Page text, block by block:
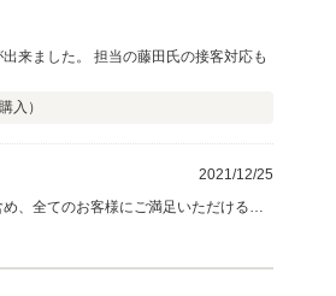
来ました。 担当の藤田氏の接客対応も
購入）
2021/12/25
、全てのお客様にご満足いただけるよ